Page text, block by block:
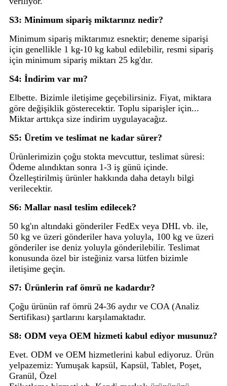
S3: Minimum sipariş miktarınız nedir?
Minimum sipariş miktarımız esnektir; deneme siparişi
için genellikle 1 kg-10 kg kabul edilebilir, resmi sipariş
için minimum sipariş miktarı 25 kg'dır.
S4: İndirim var mı?
Elbette. Bizimle iletişime geçebilirsiniz. Fiyat, miktara
göre değişiklik gösterecektir. Toplu siparişler için...
Miktar arttıkça size indirim uygulayacağız.
S5: Üretim ve teslimat ne kadar sürer?
Ürünlerimizin çoğu stokta mevcuttur, teslimat süresi:
Ödeme alındıktan sonra 1-3 iş günü içinde.
Özelleştirilmiş ürünler hakkında daha detaylı bilgi
verilecektir.
S6: Mallar nasıl teslim edilecek?
50 kg'ın altındaki gönderiler FedEx veya DHL vb. ile,
50 kg ve üzeri gönderiler hava yoluyla, 100 kg ve üzeri
gönderiler ise deniz yoluyla gönderilebilir. Teslimat
konusunda özel bir isteğiniz varsa lütfen bizimle
iletişime geçin.
S7: Ürünlerin raf ömrü ne kadardır?
Çoğu ürünün raf ömrü 24-36 aydır ve COA (Analiz
Sertifikası) şartlarını karşılamaktadır.
S8: ODM veya OEM hizmeti kabul ediyor musunuz?
Evet. ODM ve OEM hizmetlerini kabul ediyoruz. Ürün
yelpazemiz: Yumuşak kapsül, Kapsül, Tablet, Poşet,
Granül, Özel